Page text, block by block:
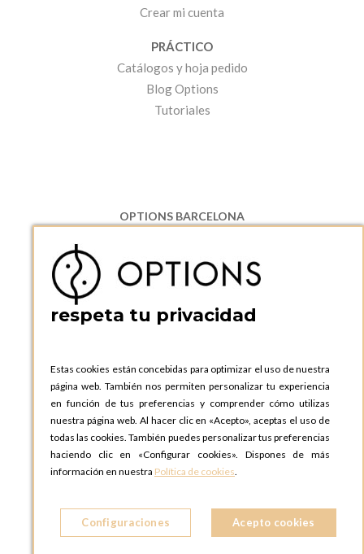
Crear mi cuenta
PRÁCTICO
Catálogos y hoja pedido
Blog Options
Tutoriales
OPTIONS BARCELONA
08130 Santa Perpetua de Moguda, Barcelona
ESPAñA
Teléfono:
+34 935 724 041
OPTIONS BARCELONA SHOWROOM
ESPAñA
Teléfono:+34 935 724 041
OPTIONS MADRID
C. Lucio Emilio Cándido, 6,
28803 Alcalá de Henares, Madrid
ESPAñA
OPTIONS MADRID SHOWROOM
respeta tu privacidad
Estas cookies están concebidas para optimizar el uso de nuestra
página web. También nos permiten personalizar tu experiencia
en función de tus preferencias y comprender cómo utilizas
nuestra página web. Al hacer clic en «Acepto», aceptas el uso de
todas las cookies. También puedes personalizar tus preferencias
haciendo clic en «Configurar cookies». Dispones de más
información en nuestra Política de cookies.
Configuraciones Acepto cookies